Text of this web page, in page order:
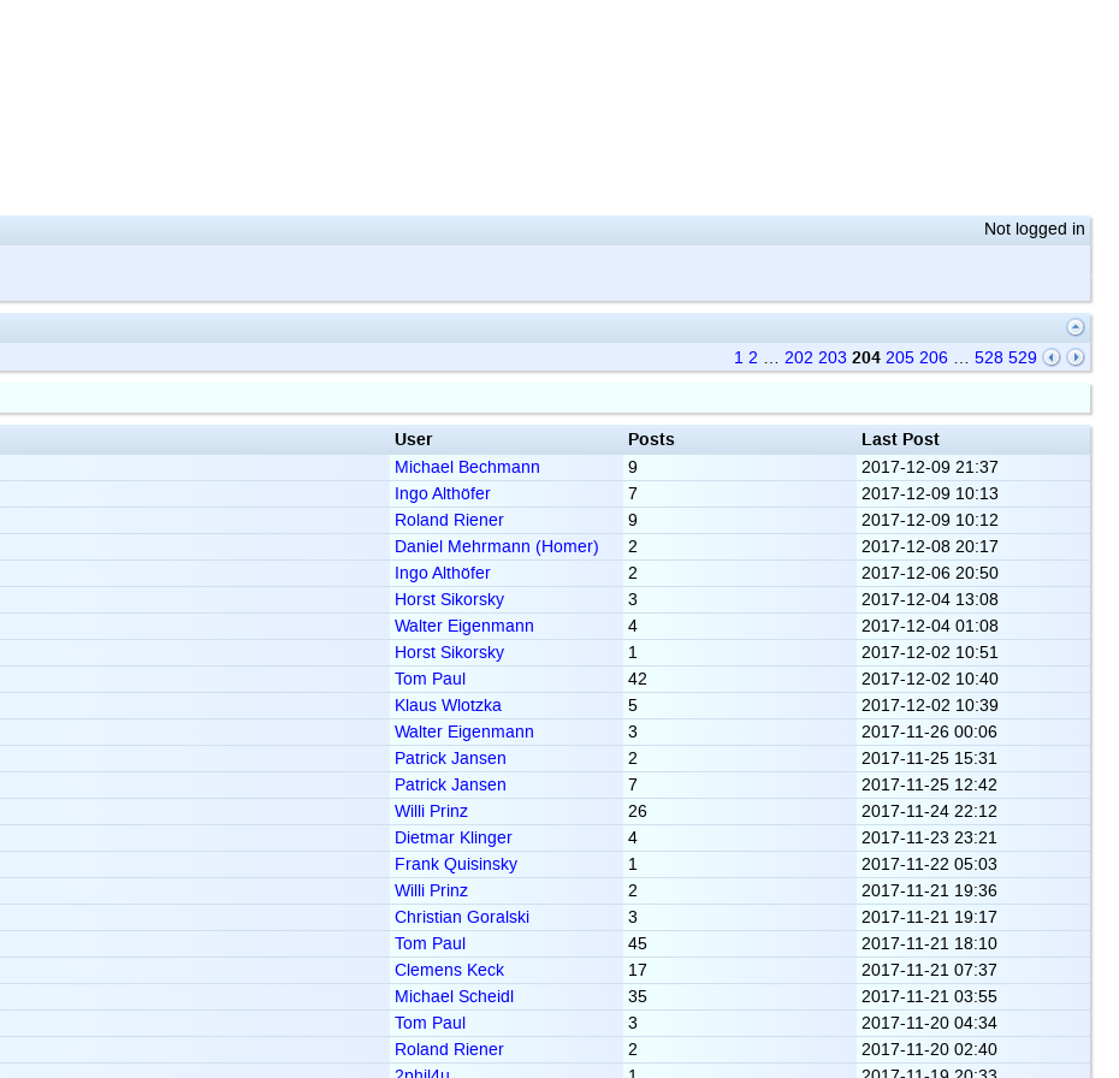
Not logged in
1 2 … 202 203 204 205 206 … 528 529
User Posts Last Post
Michael Bechmann 9
2017-12-09 21:37
Ingo Althöfer 7
2017-12-09 10:13
Roland Riener 9
2017-12-09 10:12
Daniel Mehrmann (Homer) 2
2017-12-08 20:17
Ingo Althöfer 2
2017-12-06 20:50
Horst Sikorsky 3
2017-12-04 13:08
Walter Eigenmann 4
2017-12-04 01:08
Horst Sikorsky 1
2017-12-02 10:51
Tom Paul 42
2017-12-02 10:40
Klaus Wlotzka 5
2017-12-02 10:39
Walter Eigenmann 3
2017-11-26 00:06
Patrick Jansen 2
2017-11-25 15:31
Patrick Jansen 7
2017-11-25 12:42
Willi Prinz 26
2017-11-24 22:12
Dietmar Klinger 4
2017-11-23 23:21
Frank Quisinsky 1
2017-11-22 05:03
Willi Prinz 2
2017-11-21 19:36
Christian Goralski 3
2017-11-21 19:17
Tom Paul 45
2017-11-21 18:10
Clemens Keck 17
2017-11-21 07:37
Michael Scheidl 35
2017-11-21 03:55
Tom Paul 3
2017-11-20 04:34
Roland Riener 2
2017-11-20 02:40